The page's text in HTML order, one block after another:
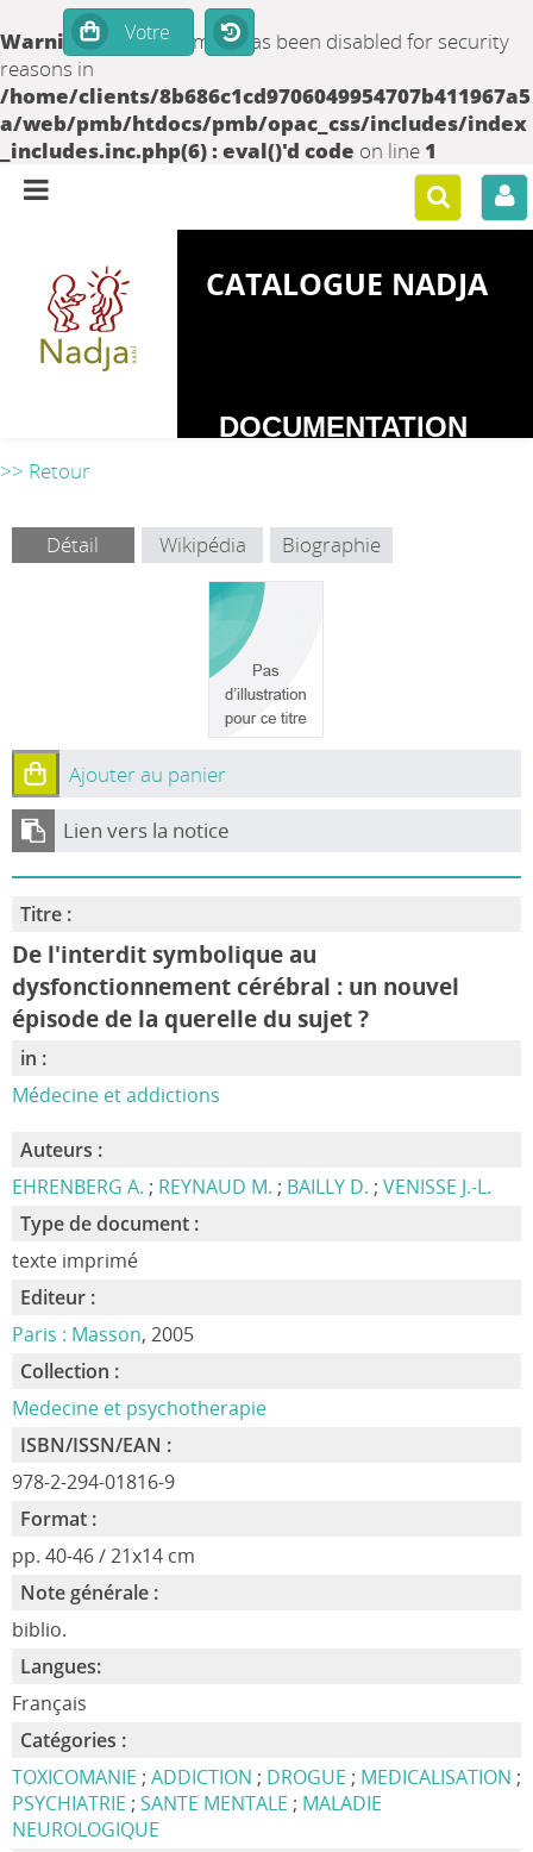
Warning: set_time_limit() has been disabled for security
reasons in
/home/clients/8b686c1cd9706049954707b411967a5
a/web/pmb/htdocs/pmb/opac_css/includes/index
_includes.inc.php(6) : eval()'d code on line 1
CATALOGUE NADJA
DOCUMENTATION
>> Retour
Détail Wikipédia Biographie
Ajouter au panier
Lien vers la notice
Titre :
De l'interdit symbolique au
dysfonctionnement cérébral : un nouvel
épisode de la querelle du sujet ?
in :
Médecine et addictions
Auteurs :
EHRENBERG A. ; REYNAUD M. ; BAILLY D. ; VENISSE J.-L.
Type de document :
texte imprimé
Editeur :
Paris : Masson, 2005
Collection :
Medecine et psychotherapie
ISBN/ISSN/EAN :
978-2-294-01816-9
Format :
pp. 40-46 / 21x14 cm
Note générale :
biblio.
Langues:
Français
Catégories :
TOXICOMANIE ; ADDICTION ; DROGUE ; MEDICALISATION ;
PSYCHIATRIE ; SANTE MENTALE ; MALADIE
NEUROLOGIQUE